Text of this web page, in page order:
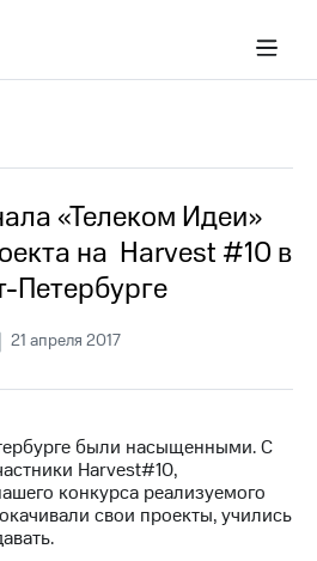
«Телеком Идеи»
на Harvest #10 в
Петербурге
21 апреля 2017
были насыщенными. С
Harvest#10,
конкурса реализуемого
свои проекты, учились